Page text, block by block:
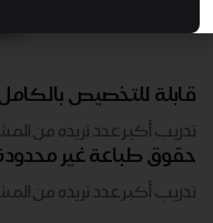
قابلة للتخصيص
تدريب أكبر عدد تريده من
حقوق طباعة غير
تدريب أكبر عدد تريده من